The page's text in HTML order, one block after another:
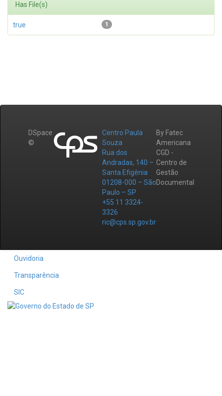
Has File(s)
1
true
DSpace
©
Centro Paula
Souza
Rua dos
Andradas, 140 –
Santa Efigênia
01208-000 – São
Paulo – SP
+55 11 3324-
3326
ric@cps.sp.gov.br
By Fatec
Americana
CGD -
Centro de
Gestão
Documental
Ouvidoria
Transparência
SIC